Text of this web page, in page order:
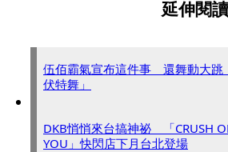
延伸閱讀
伍佰霸氣宣布這件事 還舞動大跳
伏特舞」
DKB悄悄來台搞神祕 「CRUSH
YOU」快閃店下月台北登場